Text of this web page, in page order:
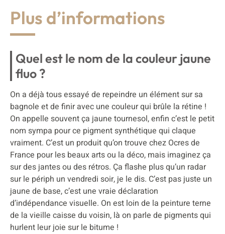
Plus d’informations
Quel est le nom de la couleur jaune
fluo ?
On a déjà tous essayé de repeindre un élément sur sa
bagnole et de finir avec une couleur qui brûle la rétine !
On appelle souvent ça jaune tournesol, enfin c’est le petit
nom sympa pour ce pigment synthétique qui claque
vraiment. C’est un produit qu’on trouve chez Ocres de
France pour les beaux arts ou la déco, mais imaginez ça
sur des jantes ou des rétros. Ça flashe plus qu’un radar
sur le périph un vendredi soir, je le dis. C’est pas juste un
jaune de base, c’est une vraie déclaration
d’indépendance visuelle. On est loin de la peinture terne
de la vieille caisse du voisin, là on parle de pigments qui
hurlent leur joie sur le bitume !